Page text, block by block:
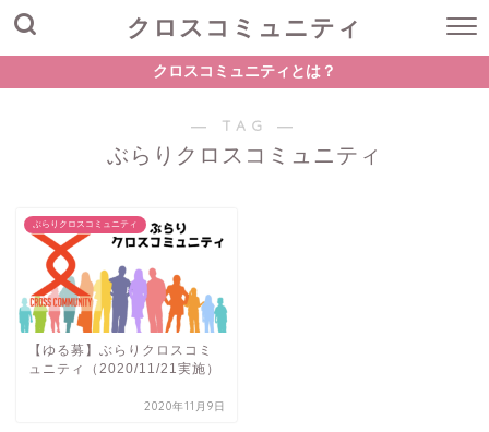
クロスコミュニティ
クロスコミュニティとは？
― TAG ―
ぶらりクロスコミュニティ
ぶらりクロスコミュニティ
【ゆる募】ぶらりクロスコミ
ュニティ（2020/11/21実施）
2020年11月9日